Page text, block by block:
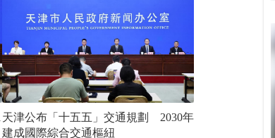
天津公布「十五五」交通規劃 2030年
建成國際綜合交通樞紐